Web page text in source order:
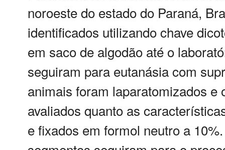
noroeste do estado do Paraná,
identificados utilizando chave
em saco de algodão até o
seguiram para eutanásia com
animais foram laparatomizados
avaliados quanto as
e fixados em formol neutro a